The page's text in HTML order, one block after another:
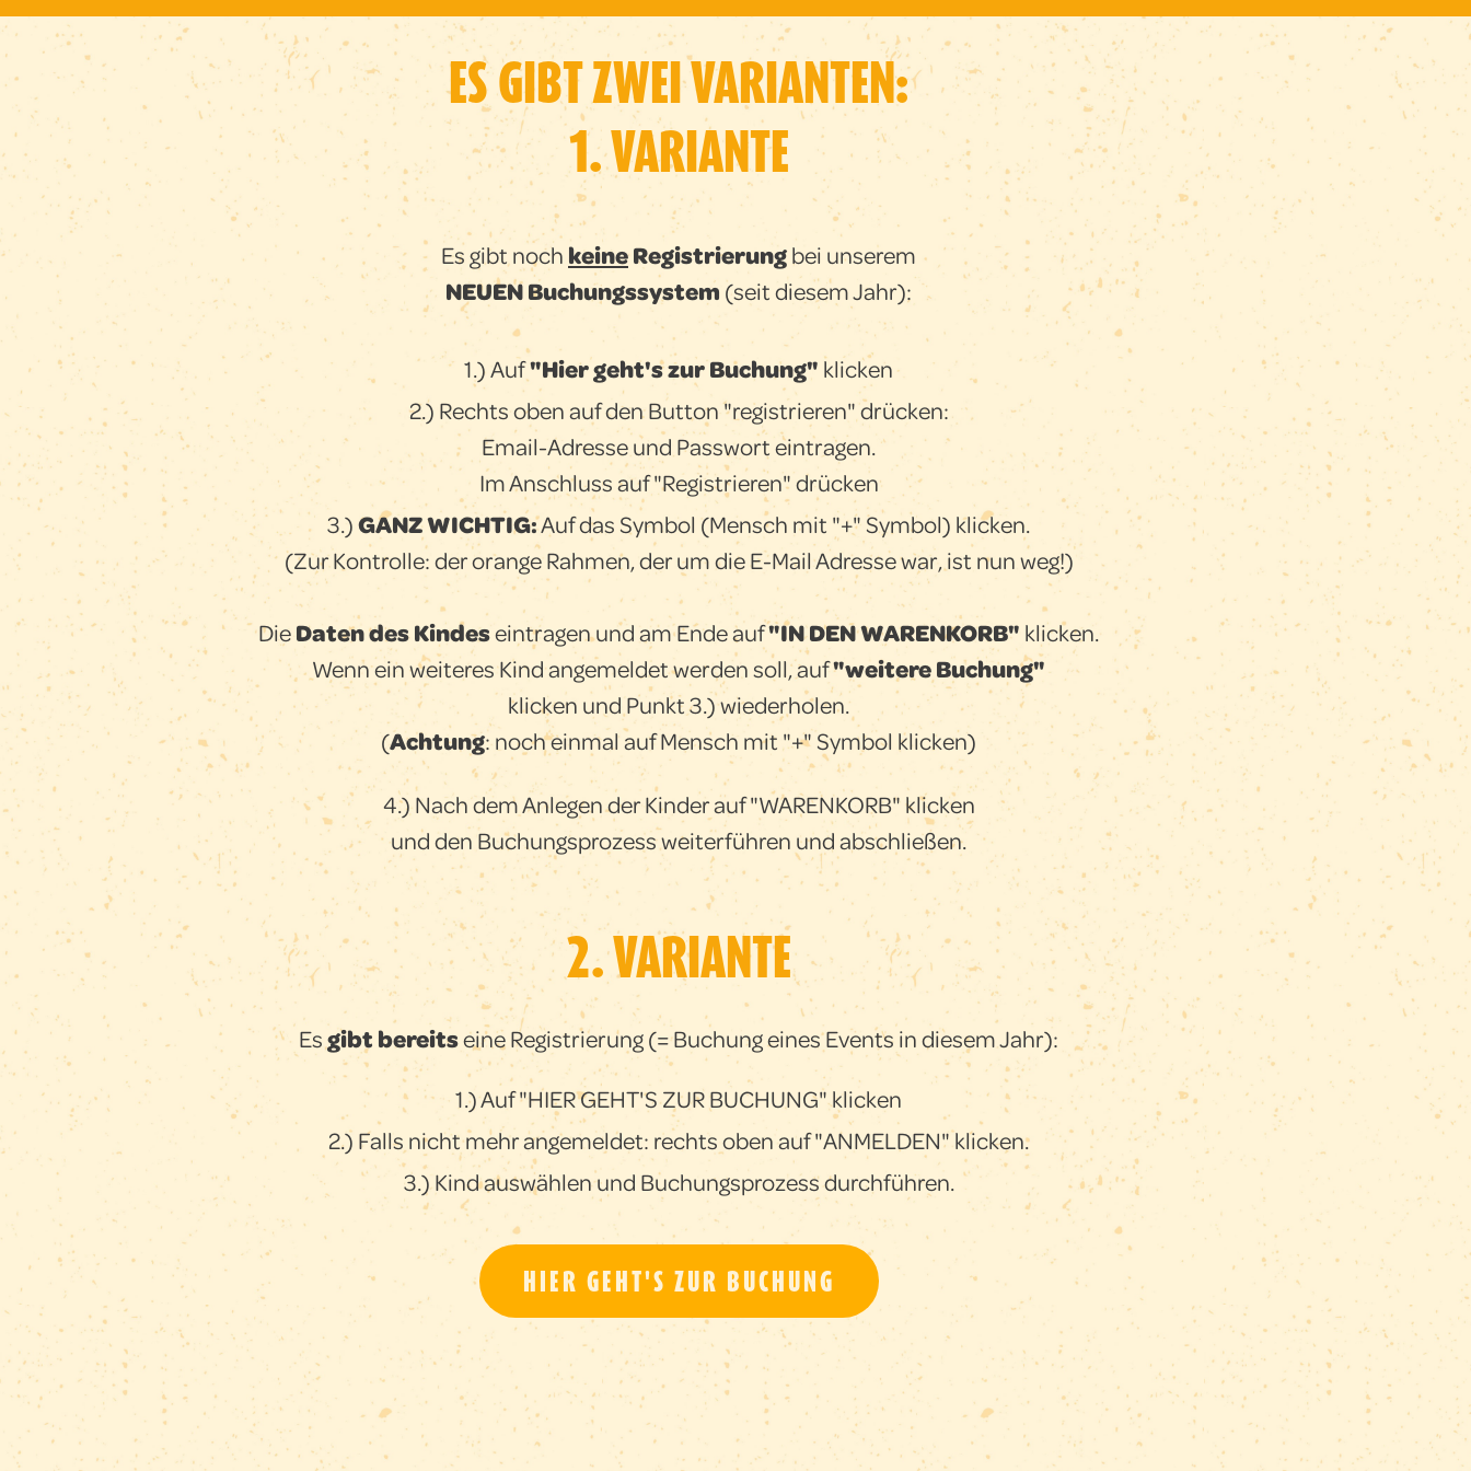
ES GIBT ZWEI VARIANTEN:
1. VARIANTE
Es gibt noch keineRegistrierungbei unserem
NEUEN Buchungssystem (seit diesem Jahr):
1.)Auf"Hier geht's zur Buchung" klicken
2.) Rechts oben auf den Button "registrieren" drücken:
Email-Adresse und Passwort eintragen.
Im Anschluss auf "Registrieren" drücken
3.)GANZ WICHTIG:Auf das Symbol (Mensch mit "+" Symbol) klicken.
(Zur Kontrolle: der orange Rahmen, der um die E-Mail Adresse war, ist nun weg!)
DieDaten des Kindeseintragen und am Ende auf"IN DEN WARENKORB" klicken.
Wenn ein weiteres Kind angemeldet werden soll, auf"weitere Buchung"
klicken und Punkt 3.) wiederholen.
(Achtung: noch einmal auf Mensch mit "+" Symbol klicken)
4.) Nach dem Anlegen der Kinder auf "WARENKORB" klicken
und den Buchungsprozess weiterführen und abschließen.
2. VARIANTE
Esgibt bereitseine Registrierung (= Buchung eines Events in diesem Jahr):
1.)Auf "HIER GEHT'S ZUR BUCHUNG" klicken
2.) Falls nicht mehr angemeldet: rechts oben auf"ANMELDEN"klicken.
3.) Kind auswählen und Buchungsprozess durchführen.
HIER GEHT'S ZUR BUCHUNG